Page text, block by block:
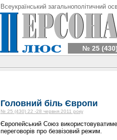
Всеукраїнський загальнополітичний
№ 25 (430)
Головний біль Європи
№ 25 (430) 22 -28 червня 2011 року
Європейський Союз
переговорів про безвізовий режим.